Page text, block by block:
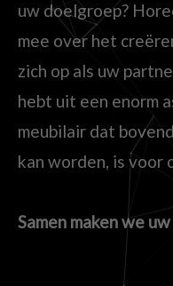
uw doelgroep?
mee over het
zich op als uw
hebt uit een enorm
meubilair dat
kan worden, is voor
Samen maken we